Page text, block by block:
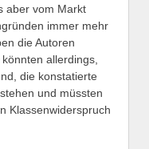
aber vom Markt
immer mehr
die Autoren
allerdings,
die konstatierte
und müssten
Klassenwiderspruch